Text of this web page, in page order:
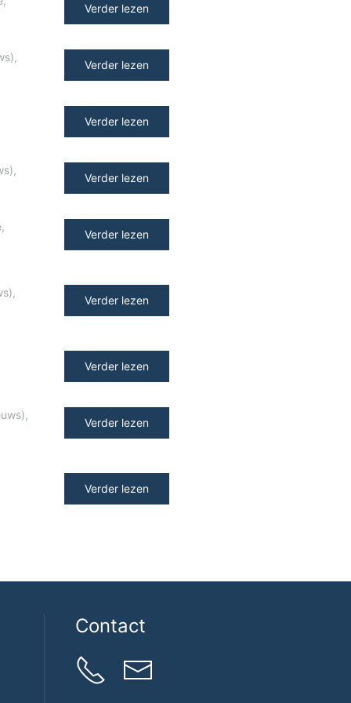
Verder lezen
,
Verder lezen
Verder lezen
,
Verder lezen
,
Verder lezen
,
Verder lezen
Verder lezen
,
Verder lezen
Verder lezen
Contact